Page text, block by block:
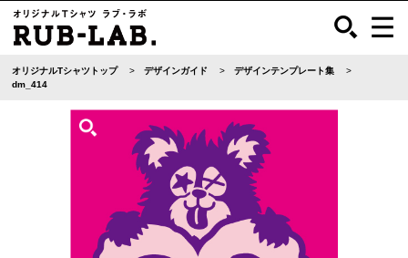
オリジナルTシャツトップ デザインガイド
デザインテンプレート集
dm_414